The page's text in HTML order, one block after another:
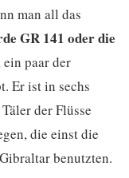
man all das
GR 141 oder die
ein paar der
Er ist in sechs
der Flüsse
die einst die
benutzten.